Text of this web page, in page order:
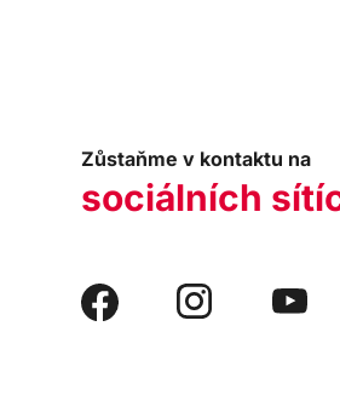
Zůstaňme v kontaktu na
sociálních